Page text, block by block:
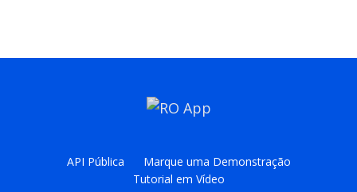
API Pública
Marque uma Demonstração
Tutorial em Vídeo